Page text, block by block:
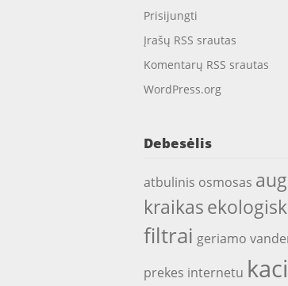
Prisijungti
Įrašų RSS srautas
Komentarų RSS srautas
WordPress.org
Debesėlis
atbulinis osmosas
kraikas
filtrai geriamo
prekes internetu